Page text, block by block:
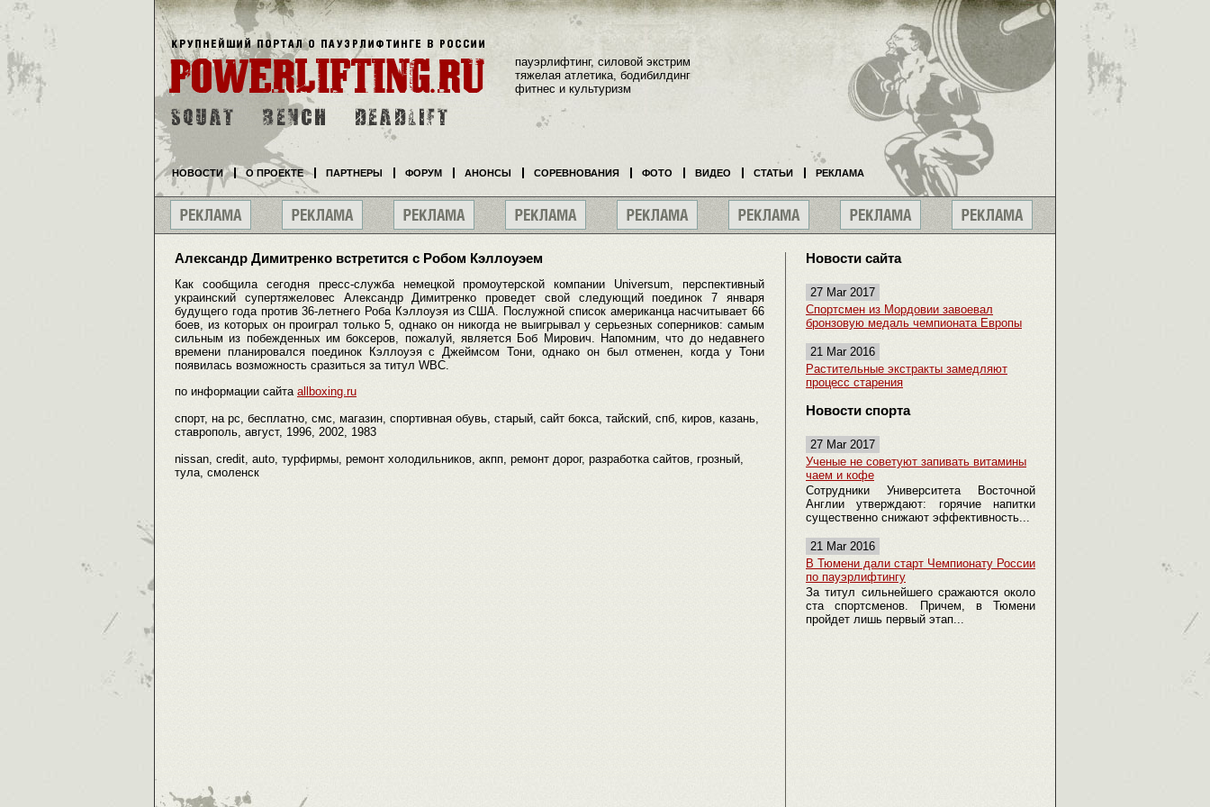
Александр Димитренко встретится с Робом Кэллоуэем
Как сообщила сегодня пресс-служба немецкой промоутерской компании Universum, перспективный
украинский супертяжеловес Александр Димитренко проведет свой следующий поединок 7 января
будущего года против 36-летнего Роба Кэллоуэя из США. Послужной список американца насчитывает 66
боев, из которых он проиграл только 5, однако он никогда не выигрывал у серьезных соперников: самым
сильным из побежденных им боксеров, пожалуй, является Боб Мирович. Напомним, что до недавнего
времени планировался поединок Кэллоуэя с Джеймсом Тони, однако он был отменен, когда у Тони
появилась возможность сразиться за титул WBC.
по информации сайта allboxing.ru
спорт, на pc, бесплатно, смс, магазин, спортивная обувь, старый, сайт бокса, тайский, спб, киров, казань,
ставрополь, август, 1996, 2002, 1983
nissan, credit, auto, турфирмы, ремонт холодильников, акпп, ремонт дорог, разработка сайтов, грозный,
тула, смоленск
Новости сайта
27 Mar 2017
Спортсмен из Мордовии завоевал
бронзовую медаль чемпионата Европы
21 Mar 2016
Растительные экстракты замедляют
процесс старения
Новости спорта
27 Mar 2017
Ученые не советуют запивать витамины
чаем и кофе
Сотрудники Университета Восточной
Англии утверждают: горячие напитки
существенно снижают эффективность...
21 Mar 2016
В Тюмени дали старт Чемпионату России
по пауэрлифтингу
За титул сильнейшего сражаются около
ста спортсменов. Причем, в Тюмени
пройдет лишь первый этап...
пауэрлифтинг, силовой экстрим
тяжелая атлетика, бодибилдинг
фитнес и культуризм
НОВОСТИ О ПРОЕКТЕ ПАРТНЕРЫ ФОРУМ АНОНСЫ СОРЕВНОВАНИЯ ФОТО ВИДЕО СТАТЬИ РЕКЛАМА